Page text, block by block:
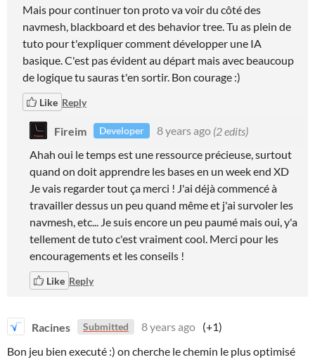
Mais pour continuer ton proto va voir du côté des
navmesh, blackboard et des behavior tree. Tu as plein de
tuto pour t'expliquer comment développer une IA
basique. C'est pas évident au départ mais avec beaucoup
de logique tu sauras t'en sortir. Bon courage :)
Like Reply
Fireim Developer 8 years ago (2 edits)
Ahah oui le temps est une ressource précieuse, surtout
quand on doit apprendre les bases en un week end XD
Je vais regarder tout ça merci ! J'ai déjà commencé à
travailler dessus un peu quand même et j'ai survoler les
navmesh, etc... Je suis encore un peu paumé mais oui, y'a
tellement de tuto c'est vraiment cool. Merci pour les
encouragements et les conseils !
Like Reply
Racines Submitted 8 years ago (+1)
Bon jeu bien executé :) on cherche le chemin le plus optimisé